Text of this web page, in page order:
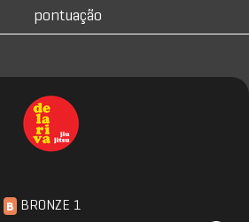
pontuação
B BRONZE 1